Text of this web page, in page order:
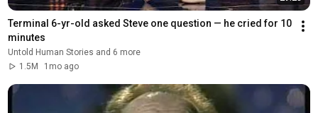
Terminal 6-yr-old asked Steve one question — he cried for 10
minutes
Untold Human Stories and 6 more
1.5M
1mo ago